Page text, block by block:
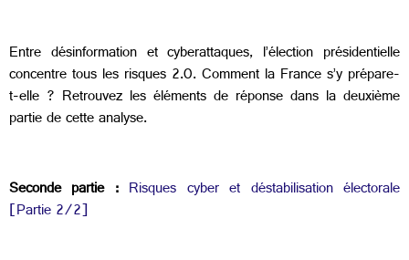
Entre désinformation et cyberattaques, l’élection présidentielle
concentre tous les risques 2.0. Comment la France s’y prépare-
t-elle ? Retrouvez les éléments de réponse dans la deuxième
partie de cette analyse.
Seconde partie : Risques cyber et déstabilisation électorale
[Partie 2/2]